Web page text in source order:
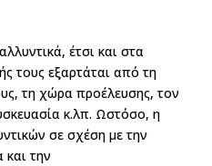
έτσι και στα
τους εξαρτάται από τη
τη χώρα προέλευσης, τον
κ.λπ. Ωστόσο, η
σε σχέση με την
και την